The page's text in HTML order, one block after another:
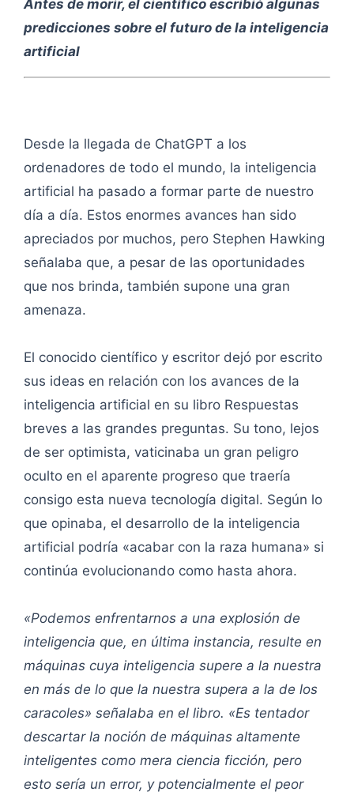
Antes de morir, el científico escribió algunas
predicciones sobre el futuro de la inteligencia
artificial
Desde la llegada de ChatGPT a los
ordenadores de todo el mundo, la inteligencia
artificial ha pasado a formar parte de nuestro
día a día. Estos enormes avances han sido
apreciados por muchos, pero Stephen Hawking
señalaba que, a pesar de las oportunidades
que nos brinda, también supone una gran
amenaza.
El conocido científico y escritor dejó por escrito
sus ideas en relación con los avances de la
inteligencia artificial en su libro Respuestas
breves a las grandes preguntas. Su tono, lejos
de ser optimista, vaticinaba un gran peligro
oculto en el aparente progreso que traería
consigo esta nueva tecnología digital. Según lo
que opinaba, el desarrollo de la inteligencia
artificial podría «acabar con la raza humana» si
continúa evolucionando como hasta ahora.
«Podemos enfrentarnos a una explosión de
inteligencia que, en última instancia, resulte en
máquinas cuya inteligencia supere a la nuestra
en más de lo que la nuestra supera a la de los
caracoles» señalaba en el libro. «Es tentador
descartar la noción de máquinas altamente
inteligentes como mera ciencia ficción, pero
esto sería un error, y potencialmente el peor